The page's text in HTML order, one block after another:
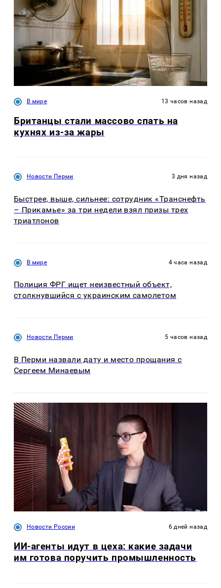
В мире 13 часов назад
Британцы стали массово спать на
кухнях из-за жары
Новости Перми 3 дня назад
Быстрее, выше, сильнее: сотрудник «Транснефть
– Прикамье» за три недели взял призы трех
триатлонов
В мире 4 часа назад
Полиция ФРГ ищет неизвестный объект,
столкнувшийся с украинским самолетом
Новости Перми 5 часов назад
В Перми назвали дату и место прощания с
Сергеем Минаевым
Новости России 6 дней назад
ИИ-агенты идут в цеха: какие задачи
им готова поручить промышленность